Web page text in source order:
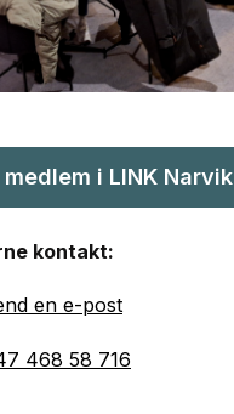
medlem i LINK Narvik
kontakt:
en e-post
468 58 716